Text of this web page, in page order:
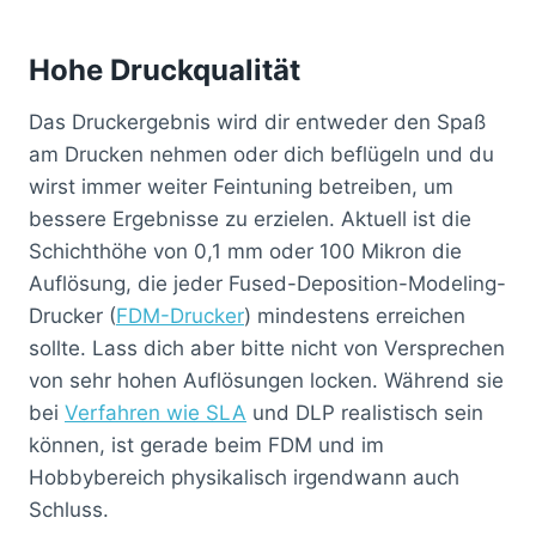
Hohe Druckqualität
Das Druckergebnis wird dir entweder den Spaß
am Drucken nehmen oder dich beflügeln und du
wirst immer weiter Feintuning betreiben, um
bessere Ergebnisse zu erzielen. Aktuell ist die
Schichthöhe von 0,1 mm oder 100 Mikron die
Auflösung, die jeder Fused-Deposition-Modeling-
Drucker (FDM-Drucker) mindestens erreichen
sollte. Lass dich aber bitte nicht von Versprechen
von sehr hohen Auflösungen locken. Während sie
bei Verfahren wie SLA und DLP realistisch sein
können, ist gerade beim FDM und im
Hobbybereich physikalisch irgendwann auch
Schluss.